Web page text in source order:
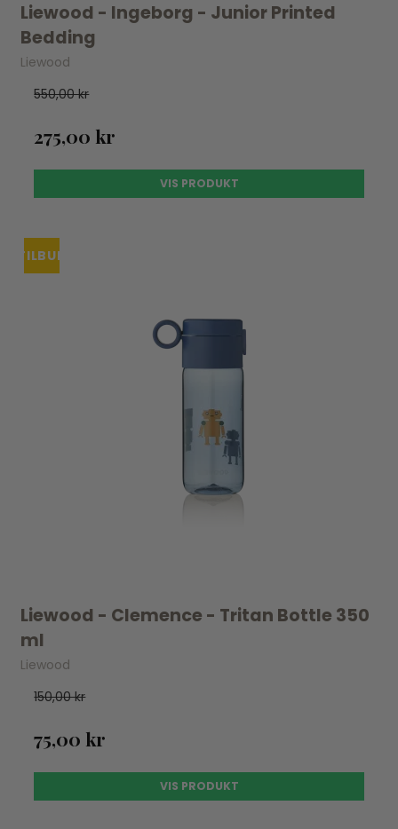
Liewood - Ingeborg - Junior Printed
Bedding
Liewood
550,00 kr
275,00 kr
VIS PRODUKT
TILBUD
Liewood - Clemence - Tritan Bottle 350
ml
Liewood
150,00 kr
75,00 kr
VIS PRODUKT